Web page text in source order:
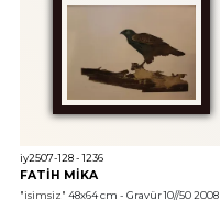
iy2507-128 - 1236
FATİH MİKA
"isimsiz" 48x64 cm - Gravür 10//50 2008